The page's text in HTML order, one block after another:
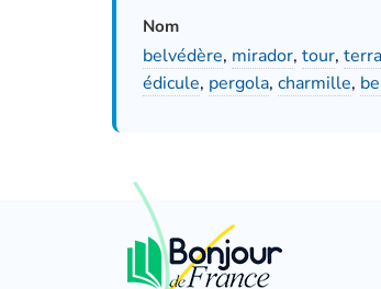
Nom
belvédère, mirador, tour,
édicule, pergola, charmille,